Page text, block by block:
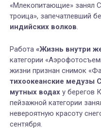
«Млекопитающие» занял
троица», запечатлевший
индийских волков.
Работа «Жизнь внутри
категории
жизни признан снимок
тихоокеанские медузы
мутных водах у берегов
пейзажной категории
невероятную красоту
сентября.